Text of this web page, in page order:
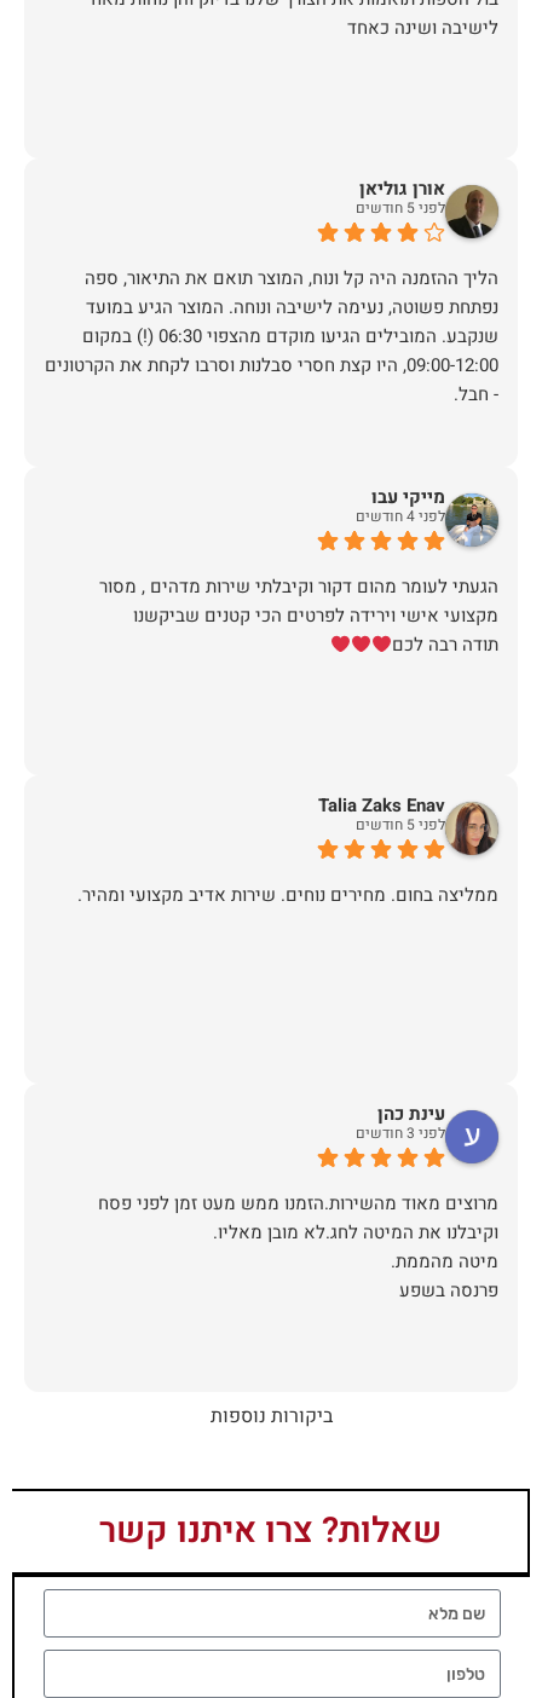
לישיבה ושינה כאחד
אורן גוליאן
לפני 5 חודשים
הליך ההזמנה היה קל ונוח, המוצר תואם את התיאור, ספה
נפתחת פשוטה, נעימה לישיבה ונוחה. המוצר הגיע במועד
שנקבע. המובילים הגיעו מוקדם מהצפוי 06:30 (!) במקום
09:00-12:00, היו קצת חסרי סבלנות וסרבו לקחת את הקרטונים
- חבל.
מייקי עבו
לפני 4 חודשים
הגעתי לעומר מהום דקור וקיבלתי שירות מדהים , מסור
תודה רבה לכם
Talia Zaks Enav
לפני 5 חודשים
ממליצה בחום. מחירים נוחים. שירות אדיב מקצועי ומהיר.
עינת כהן
לפני 3 חודשים
מרוצים מאוד מהשירות.הזמנו ממש מעט זמן לפני פסח
פרנסה בשפע
ביקורות נוספות
שאלות? צרו איתנו קשר